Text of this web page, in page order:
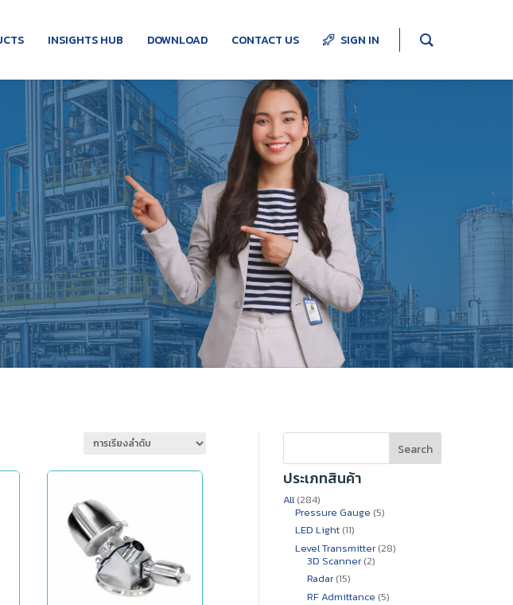
INSIGHTS HUB DOWNLOAD CONTACT US SIGN IN
Search
ประเภทสินค้า
All 284284
สินค้า
Pressure Gauge 55
LED Light 1111
สินค้า
Level Transmitter 2828
3D Scanner 22
Radar 1515
สินค้า
RF Admittance 55